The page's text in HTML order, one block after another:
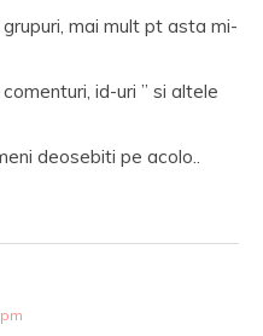
mai mult pt asta mi-
id-uri ” si altele
deosebiti pe acolo..